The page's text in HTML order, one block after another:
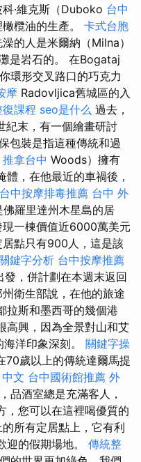
·維克斯（Duboko 台中
欖油的生產。 卡式台胞
的人是米爾納（Milna）
是岩石的。 在Bogataj
環形交叉路口的巧克力
摩 Radovljica舊城區的入
課程 seo是什么 過去，
紀末，有一個繪畫研討
包裝是指這種傳統和過
推拿台中 Woods）擁有
，在他最近的車禍後，
台中按摩排毒推薦 台中 外
羅里達州木星島的居
一棟價值近6000萬美元
居點只有900人，這是該
鍵字分析 台中按摩推薦
，併計劃在本週末返回
衛生部說，在他的旅途
拉斯和墨西哥的幾個港
高興，因為全景對山和艾
洋印象深刻。 關鍵字操
70歲以上的傳統達爾馬提
文 台中國術館推薦 外
品酒室總是充滿客人，
，您可以在這裡喝優質的
所有定居點上，它有利
迎的假期場地。 傳統整